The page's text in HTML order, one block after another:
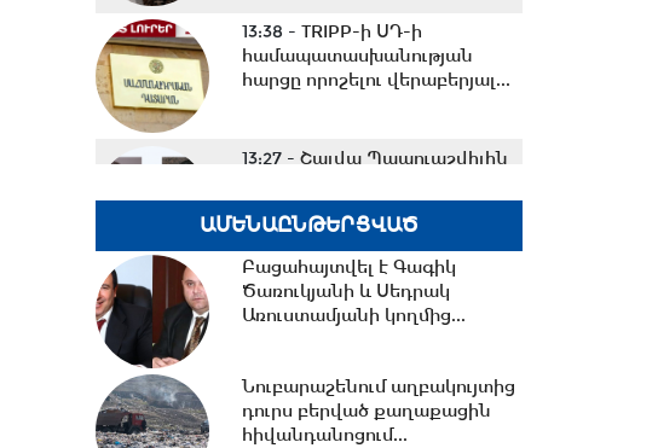
13:38 - TRIPP-ի ՍԴ-ի
համապատասխանության
հարցը որոշելու վերաբերյալ...
13:27 - Շալվա Պապուաշվիլին
հղել Ռուբեն Ռուբինյանին...
13:02 -ՀԷՑ-ը դառնալու է
պետական սեփականություն,
հանձնվելու է
12:36 -Խնդիր ենք դրել 2026-
2031 թթ.-ին պետությանը
ԱՄԵՆԱԸՆԹԵՐՑՎԱԾ
Բացահայտվել է Գագիկ
Ծառուկյանի և Սեդրակ
Առուստամյանի կողմից...
Նուբարաշենում աղբակույտից
դուրս բերված քաղաքացին
հիվանդանոցում...